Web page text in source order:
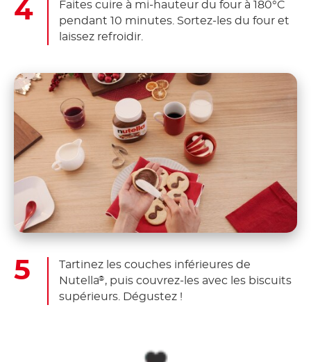
Faites cuire à mi-hauteur du four à 180°C
pendant 10 minutes. Sortez-les du four et
laissez refroidir.
Tartinez les couches inférieures de
Nutella® , puis couvrez-les avec les biscuits
supérieurs. Dégustez !